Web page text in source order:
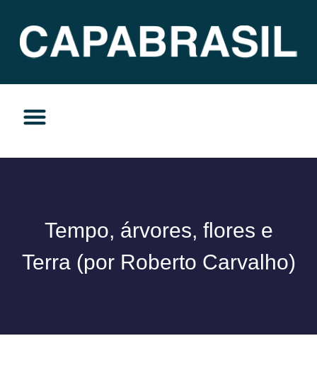
Tempo, árvores, flores e
Terra (por Roberto Carvalho)